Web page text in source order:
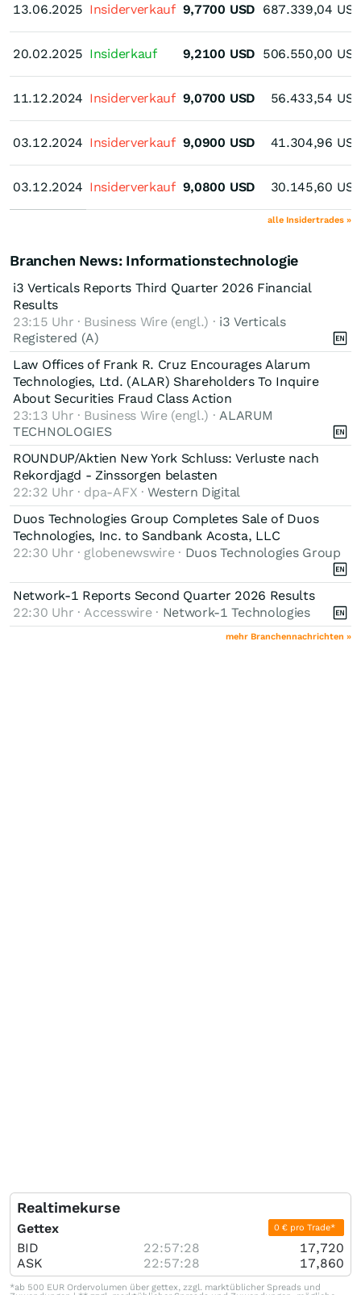
13.06.2025
20.02.2025
11.12.2024
03.12.2024
03.12.2024
13.06.2025 Insiderverkauf 9,7700 USD 687.339,04
20.02.2025 Insiderkauf 9,2100 USD 506.550,00
11.12.2024 Insiderverkauf 9,0700 USD 56.433,54
03.12.2024 Insiderverkauf 9,0900 USD 41.304,96
03.12.2024 Insiderverkauf 9,0800 USD 30.145,60
alle Insidertrades »
Branchen News: Informationstechnologie
i3 Verticals Reports Third Quarter 2026 Financial
Results
23:15 Uhr · Business Wire (engl.) · i3 Verticals
Registered (A)
Law Offices of Frank R. Cruz Encourages Alarum
Technologies, Ltd. (ALAR) Shareholders To Inquire
About Securities Fraud Class Action
23:13 Uhr · Business Wire (engl.) · ALARUM
TECHNOLOGIES
ROUNDUP/Aktien New York Schluss: Verluste nach
Rekordjagd - Zinssorgen belasten
22:32 Uhr · dpa-AFX ·Western Digital
Duos Technologies Group Completes Sale of Duos
Technologies, Inc. to Sandbank Acosta, LLC
22:30 Uhr · globenewswire · Duos Technologies Group
Network-1 Reports Second Quarter 2026 Results
22:30 Uhr · Accesswire · Network-1 Technologies
mehr Branchennachrichten »
Realtimekurse
Gettex 0 € pro Trade*
BID 22:57:28
17,720
ASK
22:57:28 17,860
*ab 500 EUR Ordervolumen über gettex, zzgl. marktüblicher Spreads und